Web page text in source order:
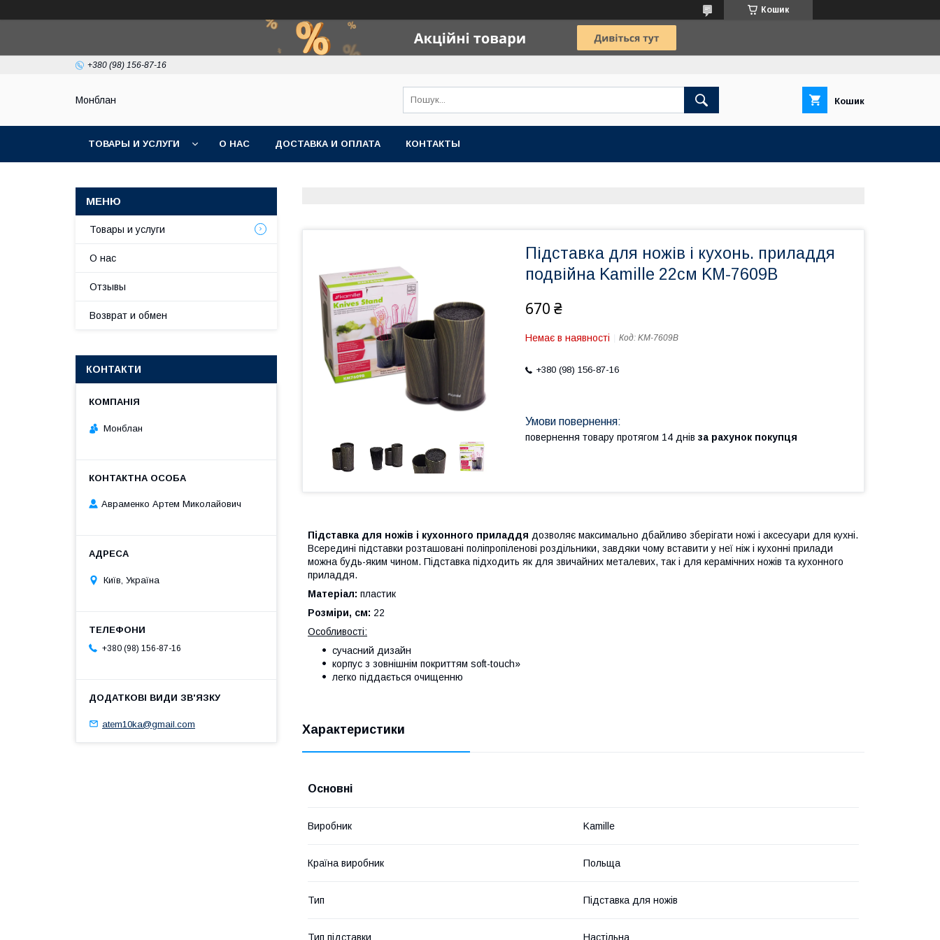
Кошик
+380 (98) 156-87-16
Монблан Кошик
ТОВАРЫ И УСЛУГИ О НАС ДОСТАВКА И ОПЛАТА КОНТАКТЫ
Підставка для ножів і кухонь. приладдя
подвійна Kamille 22см KM-7609B
670 ₴
Немає в наявності Код: KM-7609B
+380 (98) 156-87-16
повернення товару протягом 14 днів за рахунок покупця
Підставка для ножів і кухонного приладдя дозволяє максимально дбайливо зберігати ножі і аксесуари для кухні.
Всередині підставки розташовані поліпропіленові роздільники, завдяки чому вставити у неї ніж і кухонні прилади
можна будь-яким чином. Підставка підходить як для звичайних металевих, так і для керамічних ножів та кухонного
приладдя.
Матеріал: пластик
Розміри, см: 22
Особливості:
сучасний дизайн
корпус з зовнішнім покриттям soft-touch»
легко піддається очищенню
Характеристики
Основні
Виробник Kamille
Країна виробник Польща
Тип Підставка для ножів
Тип підставки Настільна
Товары и услуги
О нас
Отзывы
Возврат и обмен
КОНТАКТИ
Монблан
Авраменко Артем Миколайович
Київ, Україна
+380 (98) 156-87-16
atem10ka@gmail.com